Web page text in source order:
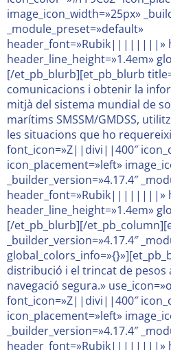
image_icon_width=»25px»
_module_preset=»default»
header_font=»Rubik||||||||»
header_line_height=»1.4em»
[/et_pb_blurb][et_pb_blurb
comunicacions i obtenir la
mitjà del sistema mundial de
marítims SMSSM/GMDSS,
les situacions que ho
font_icon=»Z||divi||400″
icon_placement=»left»
_builder_version=»4.17.4″
header_font=»Rubik||||||||»
header_line_height=»1.4em»
[/et_pb_blurb][/
_builder_version=»4.17.4″
distribució i el trincat de
navegació segura.»
font_icon=»Z||divi||400″
icon_placement=»left»
_builder_version=»4.17.4″
header_font=»Rubik||||||||»